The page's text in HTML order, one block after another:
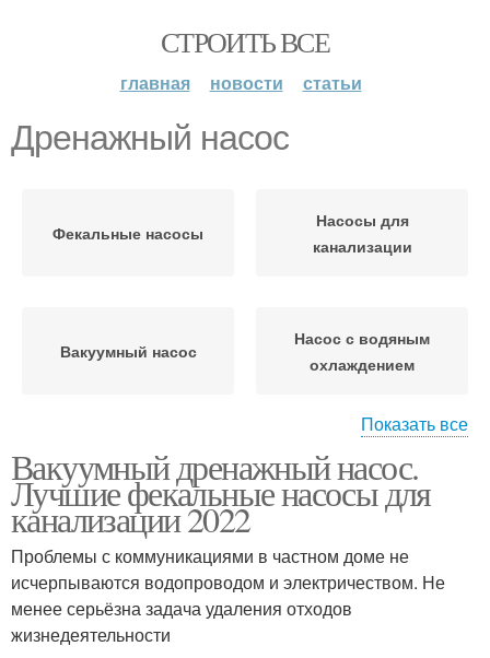
СТРОИТЬ ВСЕ
главная новости статьи
Дренажный насос
Фекальные насосы
Насосы для
канализации
Вакуумный насос
Насос с водяным
охлаждением
Насос для воды
Насос в
канализационный
колодец
Насос для фекалий Насос для откачки
Показать все
Вакуумный дренажный насос.
Лучшие фекальные насосы для
канализации 2022
Проблемы с коммуникациями в частном доме не
исчерпываются водопроводом и электричеством. Не
менее серьёзна задача удаления отходов
жизнедеятельности